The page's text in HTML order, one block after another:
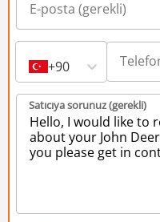
+90
Satıcıya sorunuz (gerekli)